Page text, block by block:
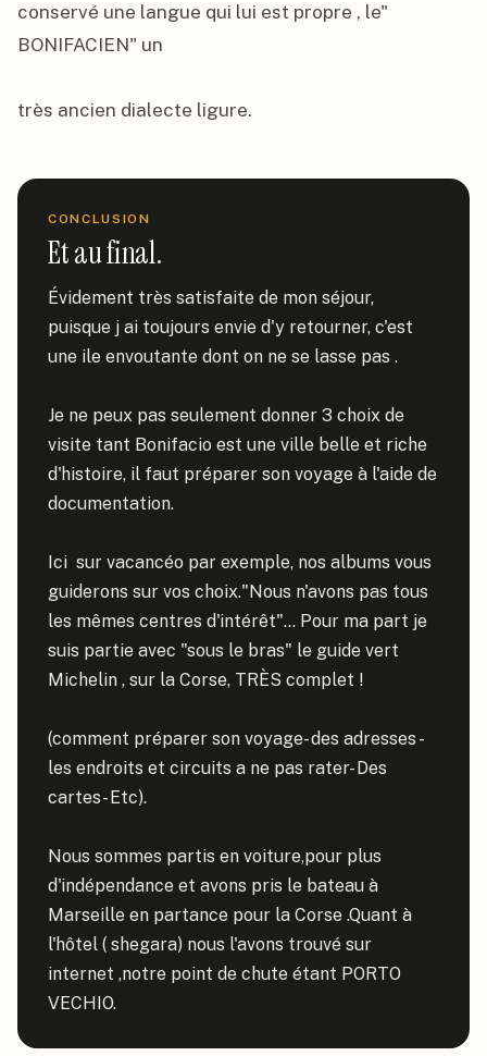
conservé une langue qui lui est propre , le"
BONIFACIEN" un
très ancien dialecte ligure.
CONCLUSION
Et au final.
Évidement très satisfaite de mon séjour,
puisque j ai toujours envie d'y retourner, c'est
une ile envoutante dont on ne se lasse pas .
Je ne peux pas seulement donner 3 choix de
visite tant Bonifacio est une ville belle et riche
d'histoire, il faut préparer son voyage à l'aide de
documentation.
Ici  sur vacancéo par exemple, nos albums vous
guiderons sur vos choix."Nous n'avons pas tous
les mêmes centres d'intérêt"... Pour ma part je
suis partie avec "sous le bras" le guide vert
Michelin , sur la Corse, TRÈS complet !
(comment préparer son voyage- des adresses -
les endroits et circuits a ne pas rater- Des
cartes- Etc).
Nous sommes partis en voiture,pour plus
d'indépendance et avons pris le bateau à
Marseille en partance pour la Corse .Quant à
l'hôtel ( shegara) nous l'avons trouvé sur
internet ,notre point de chute étant PORTO
VECHIO.